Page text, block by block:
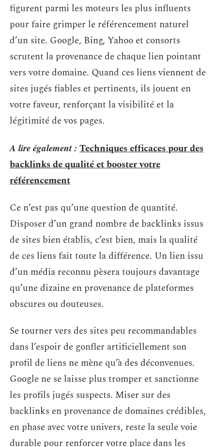
figurent parmi les moteurs les plus influents
pour faire grimper le référencement naturel
d’un site. Google, Bing, Yahoo et consorts
scrutent la provenance de chaque lien pointant
vers votre domaine. Quand ces liens viennent de
sites jugés fiables et pertinents, ils jouent en
votre faveur, renforçant la visibilité et la
légitimité de vos pages.
A lire également : Techniques efficaces pour des
backlinks de qualité et booster votre
référencement
Ce n’est pas qu’une question de quantité.
Disposer d’un grand nombre de backlinks issus
de sites bien établis, c’est bien, mais la qualité
de ces liens fait toute la différence. Un lien issu
d’un média reconnu pèsera toujours davantage
qu’une dizaine en provenance de plateformes
obscures ou douteuses.
Se tourner vers des sites peu recommandables
dans l’espoir de gonfler artificiellement son
profil de liens ne mène qu’à des déconvenues.
Google ne se laisse plus tromper et sanctionne
les profils jugés suspects. Miser sur des
backlinks en provenance de domaines crédibles,
en phase avec votre univers, reste la seule voie
durable pour renforcer votre place dans les